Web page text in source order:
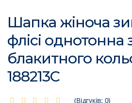
Шапка жіноча
флісі
блакитного
188213C
(Відгуків: 0)